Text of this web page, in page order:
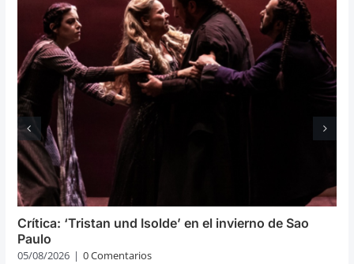
Crítica: ‘Tristan und Isolde’ en el invierno de Sao
Paulo
05/08/2026 | 0 Comentarios